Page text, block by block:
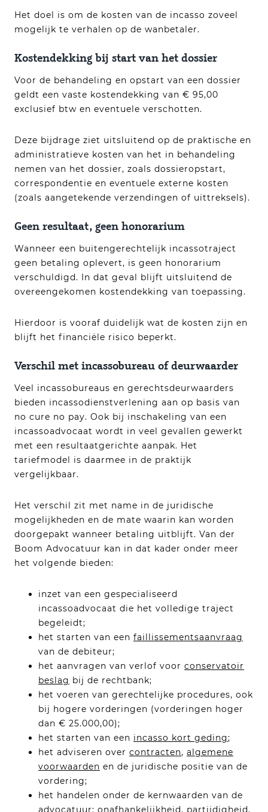
Het doel is om de kosten van de incasso zoveel
mogelijk te verhalen op de wanbetaler.
Kostendekking bij start van het dossier
Voor de behandeling en opstart van een dossier
geldt een vaste kostendekking van € 95,00
exclusief btw en eventuele verschotten.
Deze bijdrage ziet uitsluitend op de praktische en
administratieve kosten van het in behandeling
nemen van het dossier, zoals dossieropstart,
correspondentie en eventuele externe kosten
(zoals aangetekende verzendingen of uittreksels).
Geen resultaat, geen honorarium
Wanneer een buitengerechtelijk incassotraject
geen betaling oplevert, is geen honorarium
verschuldigd. In dat geval blijft uitsluitend de
overeengekomen kostendekking van toepassing.
Hierdoor is vooraf duidelijk wat de kosten zijn en
blijft het financiële risico beperkt.
Verschil met incassobureau of deurwaarder
Veel incassobureaus en gerechtsdeurwaarders
bieden incassodienstverlening aan op basis van
no cure no pay. Ook bij inschakeling van een
incassoadvocaat wordt in veel gevallen gewerkt
met een resultaatgerichte aanpak. Het
tariefmodel is daarmee in de praktijk
vergelijkbaar.
Het verschil zit met name in de juridische
mogelijkheden en de mate waarin kan worden
doorgepakt wanneer betaling uitblijft. Van der
Boom Advocatuur kan in dat kader onder meer
het volgende bieden:
inzet van een gespecialiseerd
incassoadvocaat die het volledige traject
begeleidt;
het starten van een faillissementsaanvraag
van de debiteur;
het aanvragen van verlof voor conservatoir
beslag bij de rechtbank;
het voeren van gerechtelijke procedures, ook
bij hogere vorderingen (vorderingen hoger
dan € 25.000,00);
het starten van een incasso kort geding;
het adviseren over contracten, algemene
voorwaarden en de juridische positie van de
vordering;
het handelen onder de kernwaarden van de
advocatuur: onafhankelijkheid, partijdigheid,